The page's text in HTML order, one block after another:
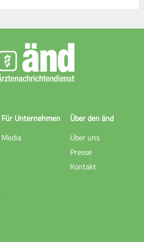
Für Unternehmen
Media
Über den änd
Über uns
Presse
Kontakt